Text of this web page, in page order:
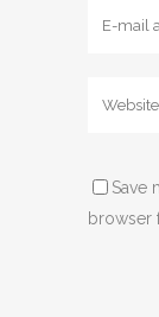
Save
browser